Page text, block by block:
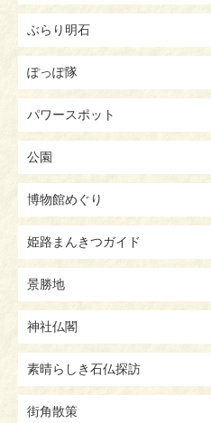
ぶらり明石
ぽっぽ隊
パワースポット
公園
博物館めぐり
姫路まんきつガイド
景勝地
神社仏閣
素晴らしき石仏探訪
街角散策